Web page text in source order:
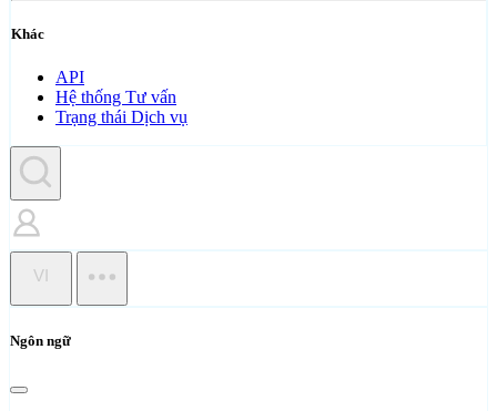
Khác
API
Hệ thống Tư vấn
Trạng thái Dịch vụ
VI
Ngôn ngữ